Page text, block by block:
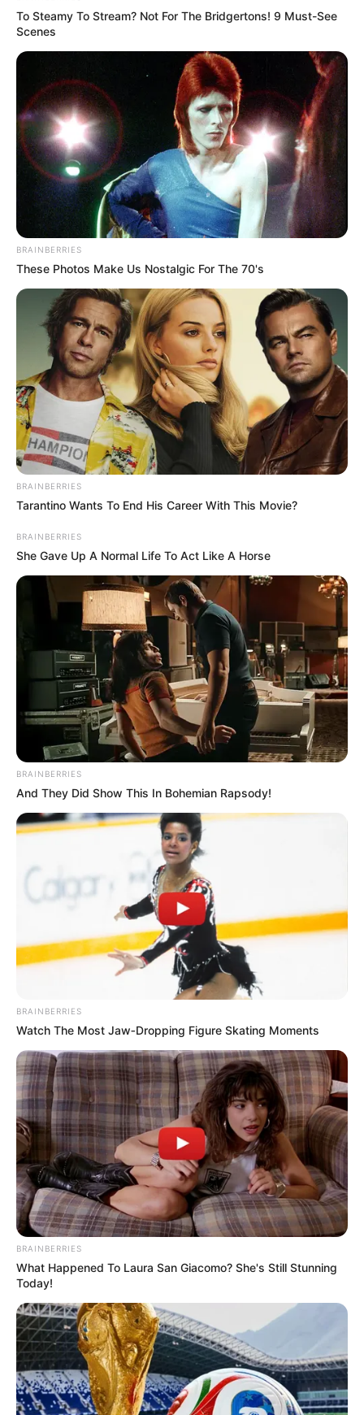
Generäle mit Knüppeln gegenseitig erschlagen würden,
statt mit ihren Herdenarmeen so viele andere Menschen
weitere Kalauer
Quermania folgen: Impressum & Kontakt
Smartphone Startseite
Suchen:
Auf einigen Seiten dieses Projektes sind Affiliate-
Angebote integriert. Wenn etwas darüber gebucht oder
gekauft wird, ist das eine Unterstützung, ohne dass sich
dadurch der Preis ändert.
To Steamy To Stream? Not For The Bridgertons! 9 Must-See
Scenes
BRAINBERRIES
These Photos Make Us Nostalgic For The 70's
BRAINBERRIES
Tarantino Wants To End His Career With This Movie?
BRAINBERRIES
She Gave Up A Normal Life To Act Like A Horse
BRAINBERRIES
And They Did Show This In Bohemian Rapsody!
BRAINBERRIES
Watch The Most Jaw‑Dropping Figure Skating Moments
BRAINBERRIES
What Happened To Laura San Giacomo? She's Still Stunning
Today!